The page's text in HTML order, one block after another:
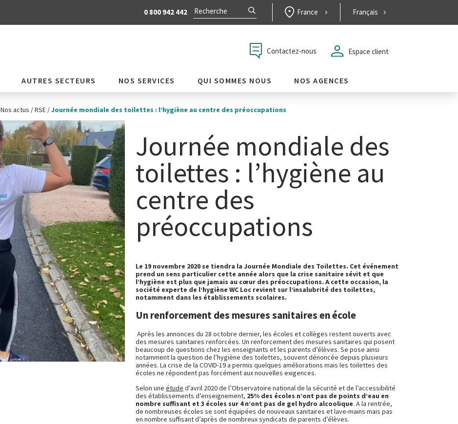
0 800 942 442 France Français
Contactez-nous Espace client
AUTRES SECTEURS NOS SERVICES QUI SOMMES NOUS NOS AGENCES
Nos actus /RSE /Journée mondiale des toilettes : l’hygiène au centre des préoccupations
Journée mondiale des
toilettes : l’hygiène au
centre des
préoccupations
Le 19 novembre 2020 se tiendra la Journée Mondiale des Toilettes. Cet événement
prend un sens particulier cette année alors que la crise sanitaire sévit et que
l’hygiène est plus que jamais au cœur des préoccupations. A cette occasion, la
société experte de l’hygiène WC Loc revient sur l’insalubrité des toilettes,
notamment dans les établissements scolaires.
Un renforcement des mesures sanitaires en école
Après les annonces du 28 octobre dernier, les écoles et collèges restent ouverts avec
des mesures sanitaires renforcées. Un renforcement des mesures sanitaires qui posent
beaucoup de questions chez les enseignants et les parents d’élèves. Se pose ainsi
notamment la question de l’hygiène des toilettes, souvent dénoncée depuis plusieurs
années. La crise de la COVID-19 a permis quelques améliorations mais les toilettes des
écoles ne répondent pas forcément aux nouvelles exigences.
Selon une étude d’avril 2020 de l’Observatoire national de la sécurité et de l’accessibilité
des établissements d’enseignement, 25% des écoles n’ont pas de points d’eau en
nombre suffisant et 3 écoles sur 4 n’ont pas de gel hydro alcoolique. A la rentrée,
de nombreuses écoles se sont équipées de nouveaux sanitaires et lave-mains mais pas
en nombre suffisant d’après de nombreux syndicats de parents d’élèves.